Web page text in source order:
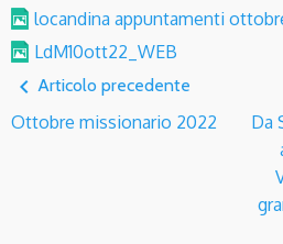
locandina appuntamenti
LdM10ott22_WEB
navigate_before Articolo precedente
Ottobre missionario 2022
Da